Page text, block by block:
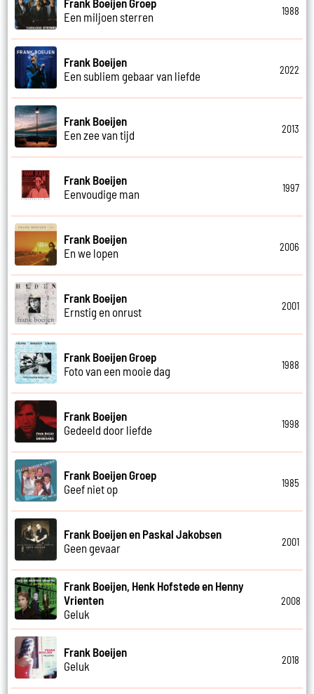
Een miljoen sterren
1988
Frank Boeijen
Een subliem gebaar van liefde
2022
Frank Boeijen
Een zee van tijd
2013
Frank Boeijen
Eenvoudige man
1997
Frank Boeijen
En we lopen
2006
Frank Boeijen
Ernstig en onrust
2001
Frank Boeijen Groep
Foto van een mooie dag
1988
Frank Boeijen
Gedeeld door liefde
1998
Frank Boeijen Groep
Geef niet op
1985
Frank Boeijen en Paskal Jakobsen
Geen gevaar
2001
Frank Boeijen, Henk Hofstede en Henny
Vrienten
Geluk
2008
Frank Boeijen
Geluk
2018